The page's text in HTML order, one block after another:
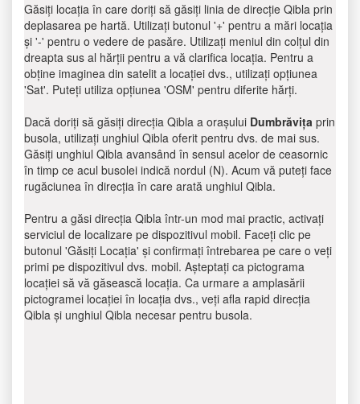
Găsiți locația în care doriți să găsiți linia de direcție Qibla prin
deplasarea pe hartă. Utilizați butonul '+' pentru a mări locația
și '-' pentru o vedere de pasăre. Utilizați meniul din colțul din
dreapta sus al hărții pentru a vă clarifica locația. Pentru a
obține imaginea din satelit a locației dvs., utilizați opțiunea
'Sat'. Puteți utiliza opțiunea 'OSM' pentru diferite hărți.
Dacă doriți să găsiți direcția Qibla a orașului Dumbrăviţa prin
busola, utilizați unghiul Qibla oferit pentru dvs. de mai sus.
Găsiți unghiul Qibla avansând în sensul acelor de ceasornic
în timp ce acul busolei indică nordul (N). Acum vă puteți face
rugăciunea în direcția în care arată unghiul Qibla.
Pentru a găsi direcția Qibla într-un mod mai practic, activați
serviciul de localizare pe dispozitivul mobil. Faceți clic pe
butonul 'Găsiți Locația' și confirmați întrebarea pe care o veți
primi pe dispozitivul dvs. mobil. Așteptați ca pictograma
locației să vă găsească locația. Ca urmare a amplasării
pictogramei locației în locația dvs., veți afla rapid direcția
Qibla și unghiul Qibla necesar pentru busola.